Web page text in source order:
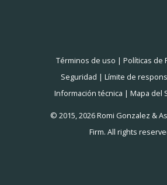
Términos de uso | Políticas de
Seguridad | Límite de
Información técnica | Mapa del
© 2015, 2026 Romi Gonzalez &
Firm. All rights